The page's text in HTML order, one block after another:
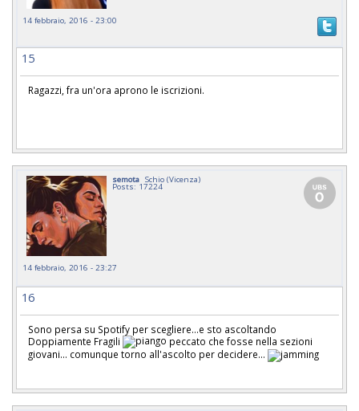
14 febbraio, 2016 - 23:00
15
Ragazzi, fra un'ora aprono le iscrizioni.
semota Schio (Vicenza)
Posts: 17224
14 febbraio, 2016 - 23:27
16
Sono persa su Spotify per scegliere...e sto ascoltando
Doppiamente Fragili
peccato che fosse nella sezioni
giovani... comunque torno all'ascolto per decidere...